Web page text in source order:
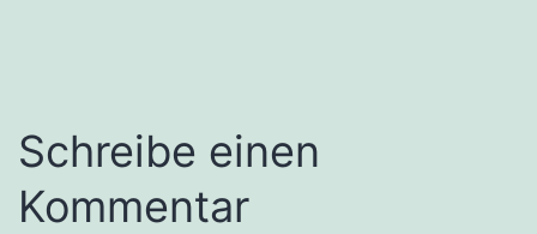
Schreibe einen
Kommentar